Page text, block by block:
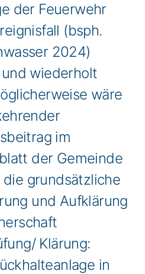
der Feuerwehr
(bsph.
2024)
wiederholt
wäre
im
der Gemeinde
grundsätzliche
und Aufklärung
Klärung:
in